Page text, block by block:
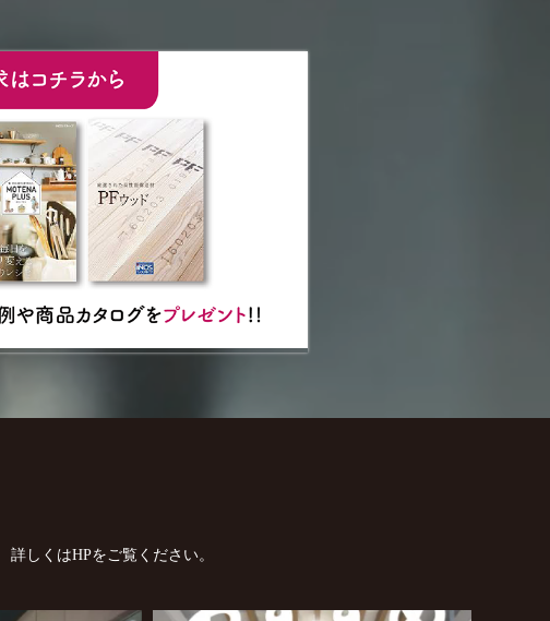
詳しくはHPをご覧ください。